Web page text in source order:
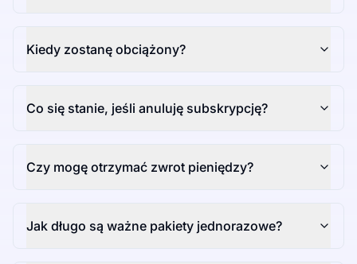
Kiedy zostanę obciążony?
Co się stanie, jeśli anuluję subskrypcję?
Czy mogę otrzymać zwrot pieniędzy?
Jak długo są ważne pakiety jednorazowe?